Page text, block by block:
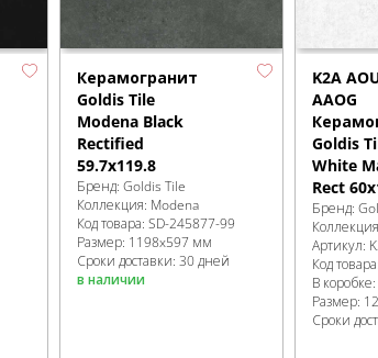
Керамогранит
Goldis Tile
Modena Black
Rectified
59.7x119.8
Бренд: Goldis Tile
Коллекция: Modena
Код товара: SD-245877-99
Размер: 1198x597 мм
Сроки доставки: 30 дней
в наличии
K2A
AAOG
Goldis
White
Rect
Бренд:
Артикул:
Код товара:
В коробке:
Размер:
Сроки